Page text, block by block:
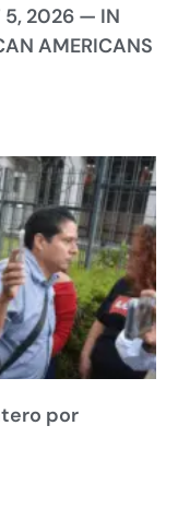
5, 2026 — IN
AMERICANS
por